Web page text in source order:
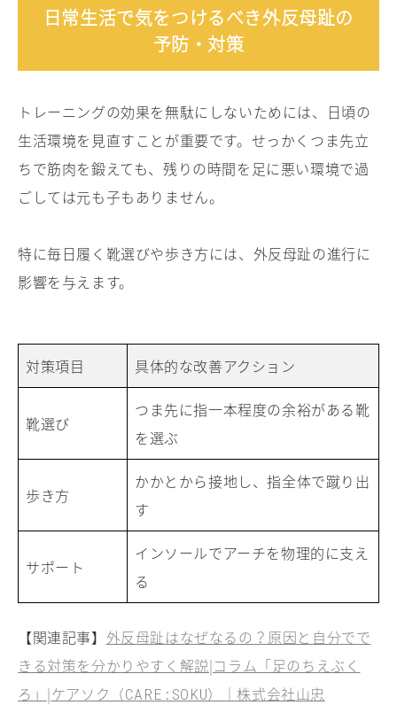
日常生活で気をつけるべき外反母趾の
予防・対策
トレーニングの効果を無駄にしないためには、日頃の
生活環境を見直すことが重要です。せっかくつま先立
ちで筋肉を鍛えても、残りの時間を足に悪い環境で過
ごしては元も子もありません。
特に毎日履く靴選びや歩き方には、外反母趾の進行に
影響を与えます。
対策項目 具体的な改善アクション
靴選び
つま先に指一本程度の余裕がある靴
を選ぶ
歩き方
かかとから接地し、指全体で蹴り出
す
サポート
インソールでアーチを物理的に支え
る
【関連記事】 外反母趾はなぜなるの？原因と自分でで
きる対策を分かりやすく解説|コラム「足のちえぶく
ろ」|ケアソク（CARE:SOKU）｜株式会社山忠